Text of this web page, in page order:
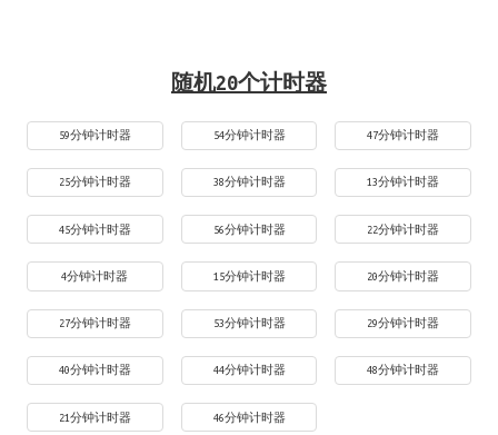
随机20个计时器
59分钟计时器 54分钟计时器 47分钟计时器
25分钟计时器 38分钟计时器 13分钟计时器
45分钟计时器 56分钟计时器 22分钟计时器
4分钟计时器 15分钟计时器 20分钟计时器
27分钟计时器 53分钟计时器 29分钟计时器
40分钟计时器 44分钟计时器 48分钟计时器
21分钟计时器 46分钟计时器